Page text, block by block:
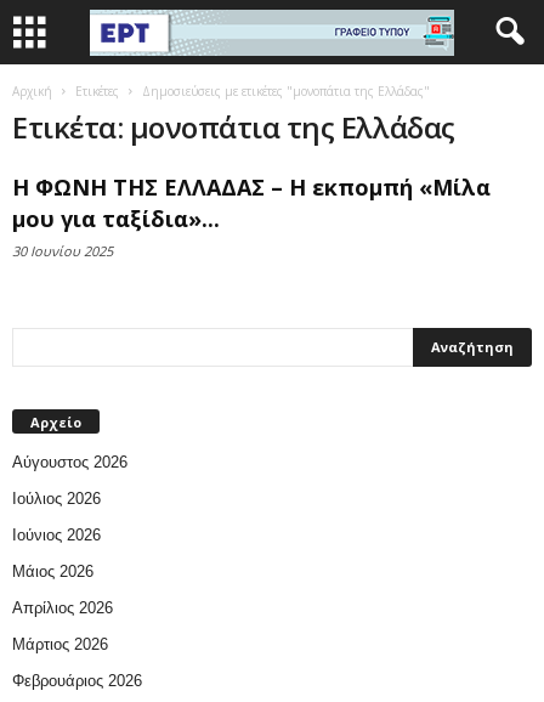
Αρχική Ετικέτες Δημοσιεύσεις με ετικέτες "μονοπάτια της Ελλάδας"
Ετικέτα: μονοπάτια της Ελλάδας
Η ΦΩΝΗ ΤΗΣ ΕΛΛΑΔΑΣ – Η εκπομπή «Μίλα
μου για ταξίδια»...
30 Ιουνίου 2025
Αρχείο
Αύγουστος 2026
Ιούλιος 2026
Ιούνιος 2026
Μάιος 2026
Απρίλιος 2026
Μάρτιος 2026
Φεβρουάριος 2026